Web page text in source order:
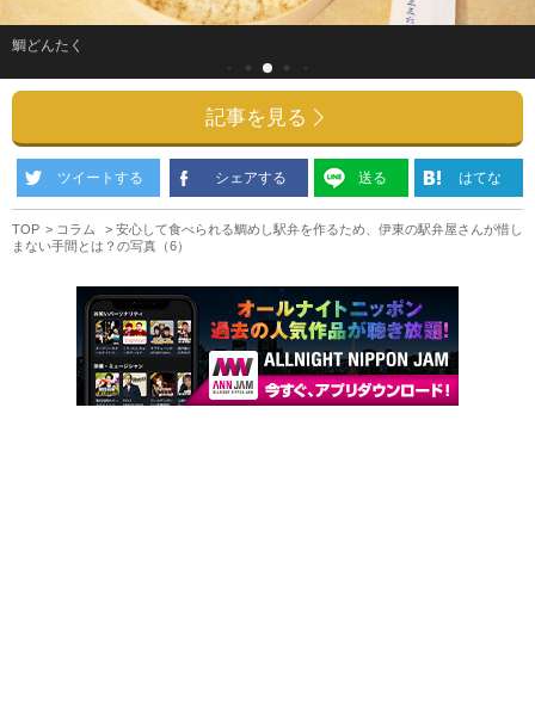
鯛どんたく
記事を見る
ツイートする シェアする 送る はてな
TOP コラム
安心して食べられる鯛めし駅弁を作るため、伊東の駅弁屋さんが惜し
まない手間とは？の写真（6）